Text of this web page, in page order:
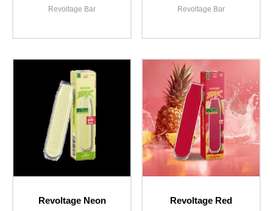
Revoltage Bar Revoltage Bar
Revoltage Neon
Revoltage Red